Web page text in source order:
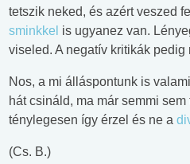
tetszik neked, és azért veszed
sminkkel is ugyanez van.
viseled. A negatív kritikák pedig
Nos, a mi álláspontunk is
hát csináld, ma már semmi
ténylegesen így érzel és ne a
(Cs. B.)